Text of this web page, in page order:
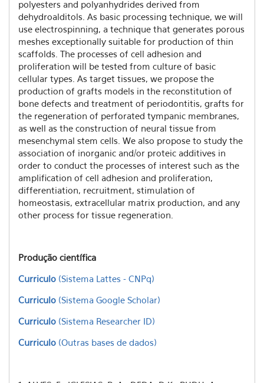
polyesters and polyanhydrides derived from
dehydroalditols. As basic processing technique, we will
use electrospinning, a technique that generates porous
meshes exceptionally suitable for production of thin
scaffolds. The processes of cell adhesion and
proliferation will be tested from culture of basic
cellular types. As target tissues, we propose the
production of grafts models in the reconstitution of
bone defects and treatment of periodontitis, grafts for
the regeneration of perforated tympanic membranes,
as well as the construction of neural tissue from
mesenchymal stem cells. We also propose to study the
association of inorganic and/or proteic additives in
order to conduct the processes of interest such as the
amplification of cell adhesion and proliferation,
differentiation, recruitment, stimulation of
homeostasis, extracellular matrix production, and any
other process for tissue regeneration.
Produção científica
Curriculo (Sistema Lattes - CNPq)
Curriculo (Sistema Google Scholar)
Curriculo (Sistema Researcher ID)
Curriculo (Outras bases de dados)